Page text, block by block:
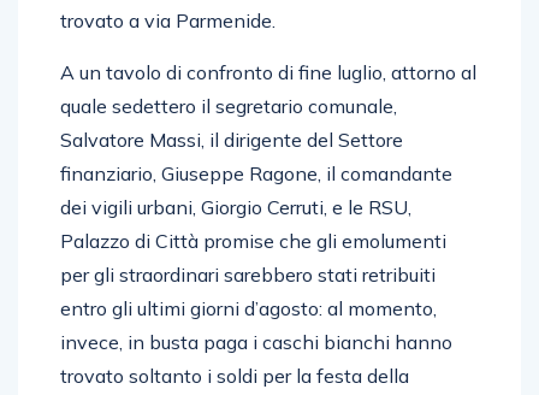
trovato a via Parmenide.
A un tavolo di confronto di fine luglio, attorno al
quale sedettero il segretario comunale,
Salvatore Massi, il dirigente del Settore
finanziario, Giuseppe Ragone, il comandante
dei vigili urbani, Giorgio Cerruti, e le RSU,
Palazzo di Città promise che gli emolumenti
per gli straordinari sarebbero stati retribuiti
entro gli ultimi giorni d’agosto: al momento,
invece, in busta paga i caschi bianchi hanno
trovato soltanto i soldi per la festa della